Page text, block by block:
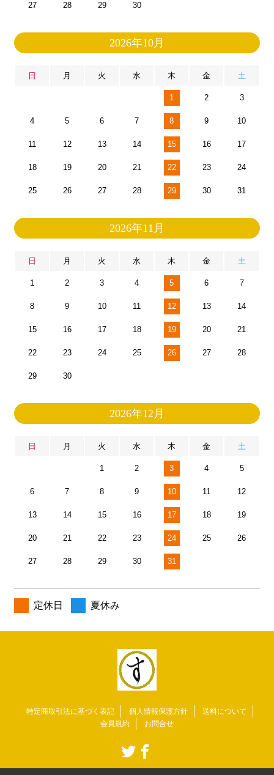
27 28 29 30
2026年10月
日 月 火 水 木 金 土
1 2 3
4 5 6 7 8 9 10
11 12 13 14 15 16 17
18 19 20 21 22 23 24
25 26 27 28 29 30 31
2026年11月
日 月 火 水 木 金 土
1 2 3 4 5 6 7
8 9 10 11 12 13 14
15 16 17 18 19 20 21
22 23 24 25 26 27 28
29 30
2026年12月
日 月 火 水 木 金 土
1 2 3 4 5
6 7 8 9 10 11 12
13 14 15 16 17 18 19
20 21 22 23 24 25 26
27 28 29 30 31
定休日 夏休み
特定商取引法に基づく表記 個人情報保護方針
送料について
会員規約
お問合せ